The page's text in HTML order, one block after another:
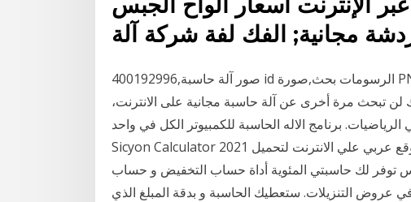
مجانية; الفك لفة شركة آلة
صور آلة حاسبة,400192996 id الرسومات بحث,صورة PNG,20 M حجم الصورة هذا واحد على الاطلاق
لن تبحث مرة أخرى عن آلة حاسبة مجانية على الانترنت،
برنامج الاله الحاسبة للكمبيوتر الكل في واحد
Sicyon Calculator 2021 فهي الة حاسبة علمية مجانية للكمبيوتر . اكبر موقع عربي علي الانترنت لتحميل
توفر لك حاسبتي المئوية أداة حساب التخفيض و حساب
عروض التنزيلات. ستعطيك الحاسبة و بدقة المبلغ الذي